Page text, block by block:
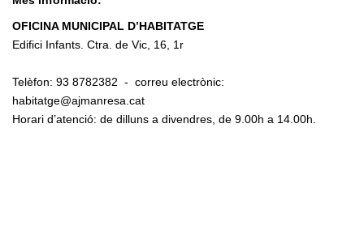
OFICINA MUNICIPAL D’HABITATGE
Edifici Infants. Ctra. de Vic, 16, 1r
Telèfon: 93 8782382 - correu electrònic:
habitatge@ajmanresa.cat
Horari d’atenció: de dilluns a divendres, de 9.00h a 14.00h.